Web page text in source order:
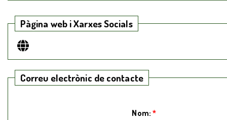
Pàgina web i Xarxes Socials
Correu electrònic de contacte
Nom: *